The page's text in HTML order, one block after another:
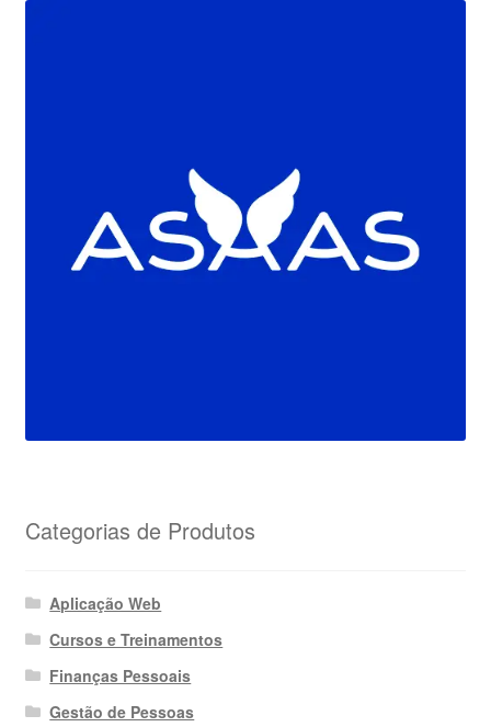
Categorias de Produtos
Aplicação Web
Cursos e Treinamentos
Finanças Pessoais
Gestão de Pessoas